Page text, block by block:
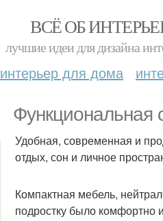
ВСЁ ОБ
лучшие идеи для дизайна
интерьер для дома
Функциональная
Удобная, современная и
отдых, сон и личное
Компактная мебель,
подростку было